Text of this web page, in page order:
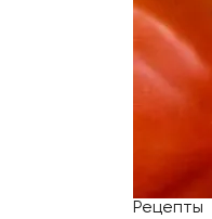
Рецепты